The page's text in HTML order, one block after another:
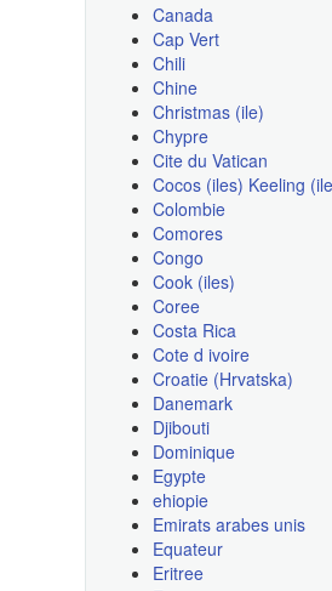
Canada
Cap Vert
Chili
Chine
Christmas (ile)
Chypre
Cite du Vatican
Cocos (iles) Keeling
Colombie
Comores
Congo
Cook (iles)
Coree
Costa Rica
Cote d ivoire
Croatie (Hrvatska)
Danemark
Djibouti
Dominique
Egypte
ehiopie
Emirats arabes unis
Equateur
Eritree